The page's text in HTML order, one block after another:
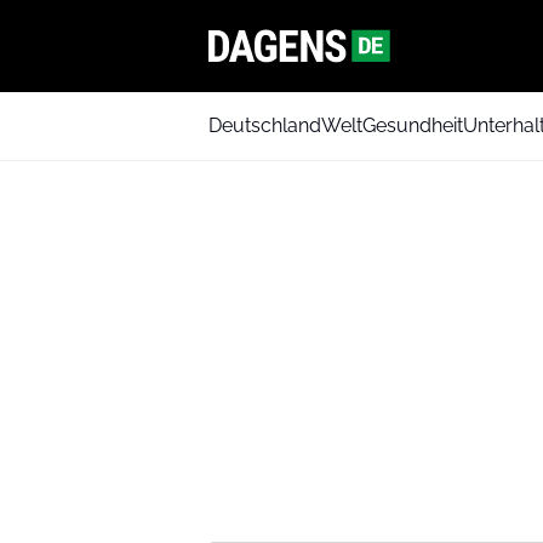
DeutschlandWeltGesundheit